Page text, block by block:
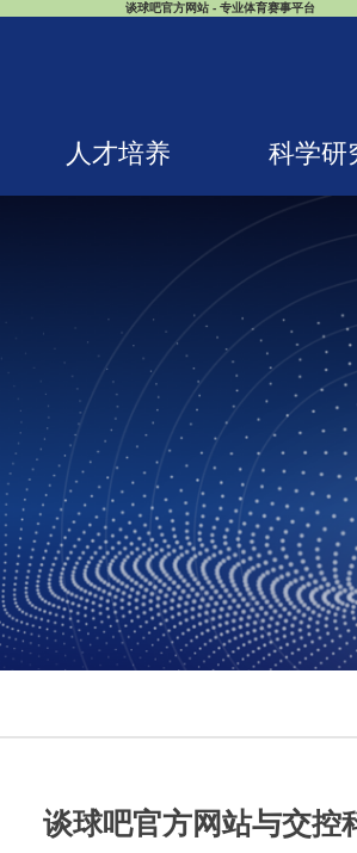
谈球吧官方网站 - 专业体育赛事平台
人才培养 科学研
谈球吧官方网站与交控